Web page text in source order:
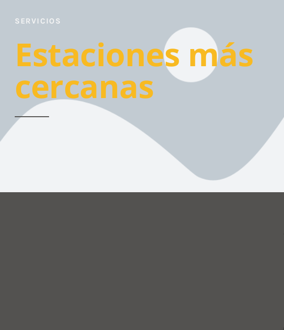
SERVICIOS
Estaciones más
cercanas